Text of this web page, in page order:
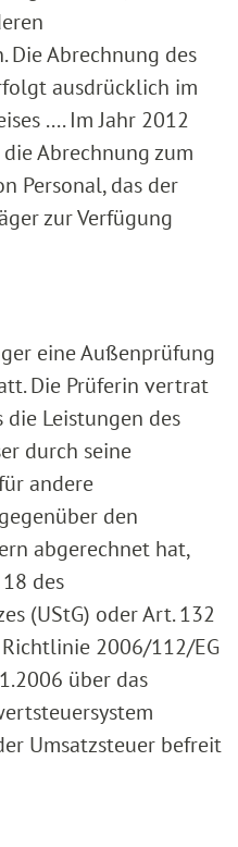
Die Abrechnung des
ausdrücklich im
.... Im Jahr 2012
Abrechnung zum
Personal, das der
zur Verfügung
eine Außenprüfung
Die Prüferin vertrat
die Leistungen des
durch seine
andere
den
abgerechnet hat,
des
(UStG) oder Art. 132
Richtlinie 2006/112/EG
über das
Umsatzsteuer befreit